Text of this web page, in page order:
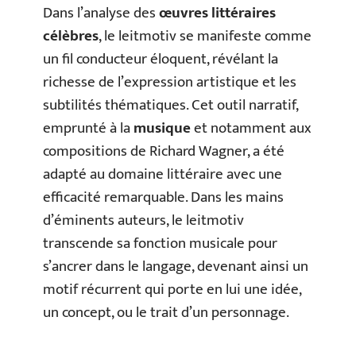
Dans l’analyse desœuvres littéraires
célèbres, le leitmotiv se manifeste comme
un fil conducteur éloquent, révélant la
richesse de l’expression artistique et les
subtilités thématiques. Cet outil narratif,
emprunté à lamusiqueet notamment aux
compositions de Richard Wagner, a été
adapté au domaine littéraire avec une
efficacité remarquable. Dans les mains
d’éminents auteurs, le leitmotiv
transcende sa fonction musicale pour
s’ancrer dans le langage, devenant ainsi un
motif récurrent qui porte en lui une idée,
un concept, ou le trait d’un personnage.